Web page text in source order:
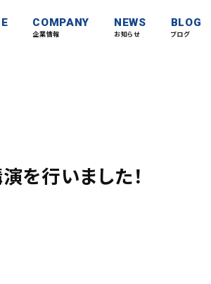
COMPANY
企業情報
NEWS
お知らせ
BLOG
ブログ
を行いました！